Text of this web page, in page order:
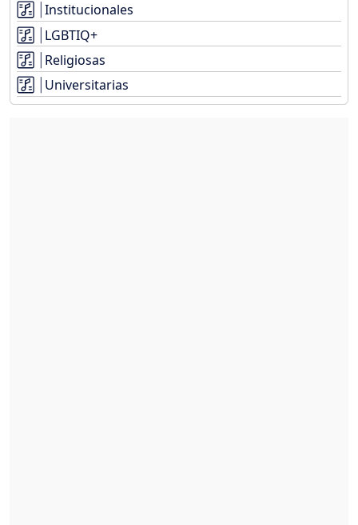
Institucionales
LGBTIQ+
Religiosas
Universitarias